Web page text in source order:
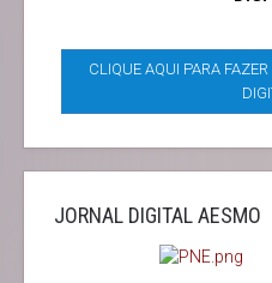
CLIQUE AQUI PARA
JORNAL DIGITAL AESMO